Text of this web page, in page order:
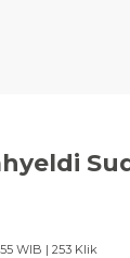
WIB | 253 Klik